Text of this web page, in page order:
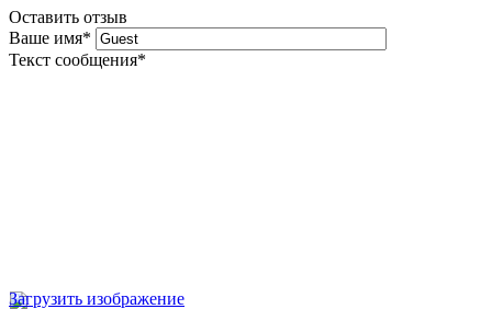
Оставить отзыв
Ваше имя*
Текст сообщения*
Загрузить изображение